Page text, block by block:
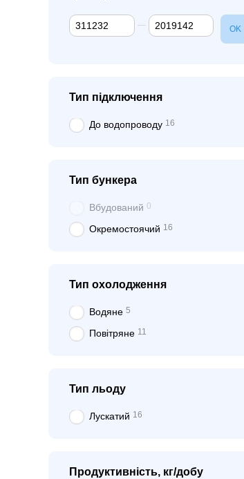
Від Ціна, грн
До Ціна, грн
OK
Тип підключення
До водопроводу 16
Тип бункера
Вбудований 0
Окремостоячий 16
Тип охолодження
Водяне 5
Повітряне 11
Тип льоду
Лускатий 16
Продуктивність, кг/добу